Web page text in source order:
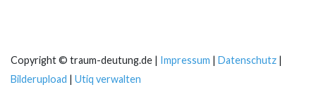
Copyright © traum-deutung.de | Impressum | Datenschutz |
Bilderupload | Utiq verwalten